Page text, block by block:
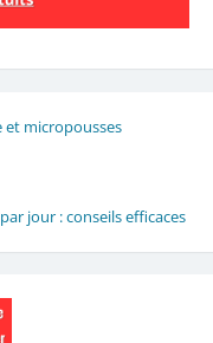
micropousses
jour : conseils efficaces